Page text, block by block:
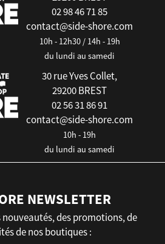
02 98 46 71 85
contact@side-shore.com
10h - 12h30 / 14h - 19h
du lundi au samedi
30 rue Yves Collet,
29200 BREST
02 56 31 86 91
contact@side-shore.com
10h - 19h
du lundi au samedi
NEWSLETTER
nouveautés, des promotions, de
de nos boutiques :